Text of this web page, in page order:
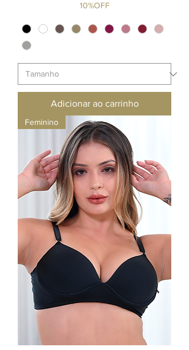
10%OFF
Adicionar ao carrinho
Feminino